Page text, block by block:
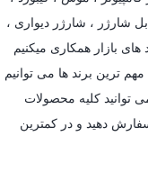
شارژر ، شارژر دیواری ،
های بازار همکاری میکنیم
ترین برند ها می توانیم
توانید کلیه محصولات
دهید و در کمترین